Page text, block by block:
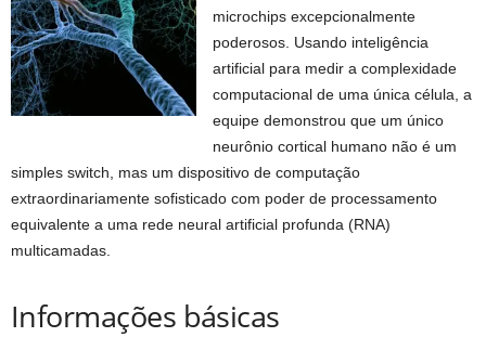
microchips excepcionalmente
poderosos. Usando inteligência
artificial para medir a complexidade
computacional de uma única célula, a
equipe demonstrou que um único
neurônio cortical humano não é um
simples switch, mas um dispositivo de computação
extraordinariamente sofisticado com poder de processamento
equivalente a uma rede neural artificial profunda (RNA)
multicamadas.
Informações básicas